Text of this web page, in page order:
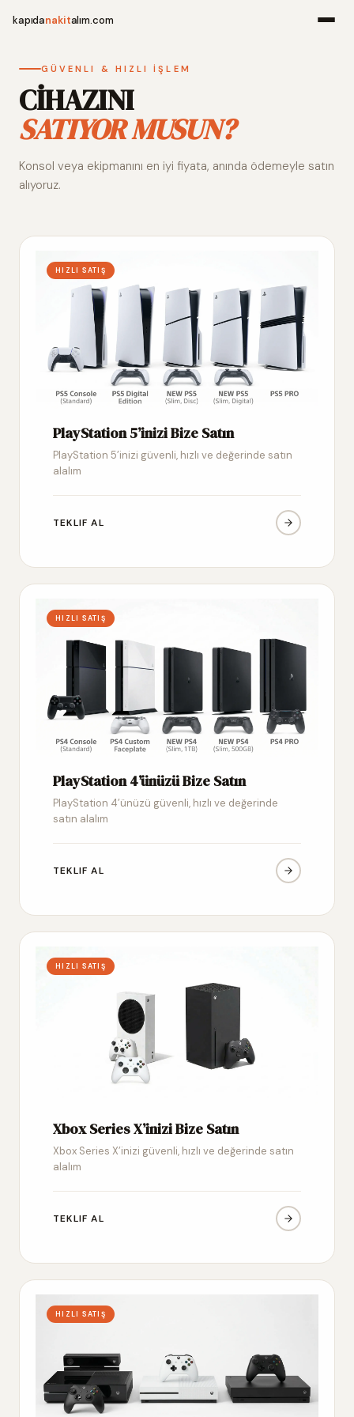
kapıdanakitalım.com
Alım
GÜVENLI & HIZLI İŞLEM
CİHAZINI
SATIYOR MUSUN?
Konsol veya ekipmanını en iyi fiyata, anında ödemeyle satın
alıyoruz.
HIZLI SATIŞ
PlayStation 5’inizi Bize Satın
PlayStation 5’inizi güvenli, hızlı ve değerinde satın
alalım
TEKLIF AL
HIZLI SATIŞ
PlayStation 4’ünüzü Bize Satın
PlayStation 4’ünüzü güvenli, hızlı ve değerinde
satın alalım
TEKLIF AL
HIZLI SATIŞ
Xbox Series X’inizi Bize Satın
Xbox Series X’inizi güvenli, hızlı ve değerinde satın
alalım
TEKLIF AL
HIZLI SATIŞ